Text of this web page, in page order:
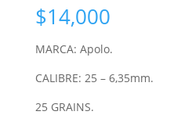
$14,000
MARCA: Apolo.
CALIBRE: 25 – 6,35mm.
25 GRAINS.